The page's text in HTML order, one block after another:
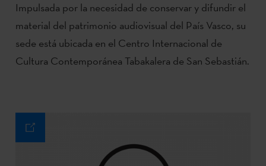
Impulsada por la necesidad de conservar y difundir el
material del patrimonio audiovisual del País Vasco, su
sede está ubicada en el Centro Internacional de
Cultura Contemporánea Tabakalera de San Sebastián.